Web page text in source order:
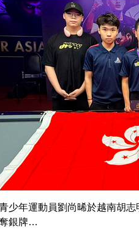
少年運動員劉尚晞於越南胡
銀牌…